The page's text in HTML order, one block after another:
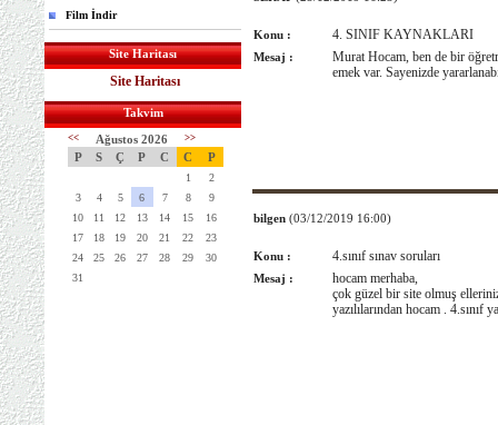
Film İndir
Site Haritası
Site Haritası
Takvim
<< Ağustos 2026 >>
P S Ç P C C P
1
2
3
4 5 6 7 8
9
10
11 12 13 14 15
16
17
18 19 20 21 22
23
24
25 26 27 28 29
30
31
Konu : 4. SINIF KAYNAKLARI
Mesaj :
Murat Hocam, ben de bir
emek var. Sayenizde
bilgen (03/12/2019 16:00)
Konu : 4.sınıf sınav soruları
Mesaj :
hocam merhaba,
çok güzel bir site olmuş
yazılılarından hocam . 4.sınıf